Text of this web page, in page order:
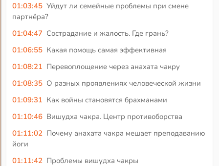
01:03:45 Уйдут ли семейные проблемы при смене
партнёра?
01:04:47 Сострадание и жалость. Где грань?
01:06:55 Какая помощь самая эффективная
01:08:21 Перевоплощение через анахата чакру
01:08:35 О разных проявлениях человеческой жизни
01:09:31 Как войны становятся брахманами
01:10:46 Вишудха чакра. Центр противоборства
01:11:02 Почему анахата чакра мешает преподаванию
йоги
01:11:42 Проблемы вишудха чакры